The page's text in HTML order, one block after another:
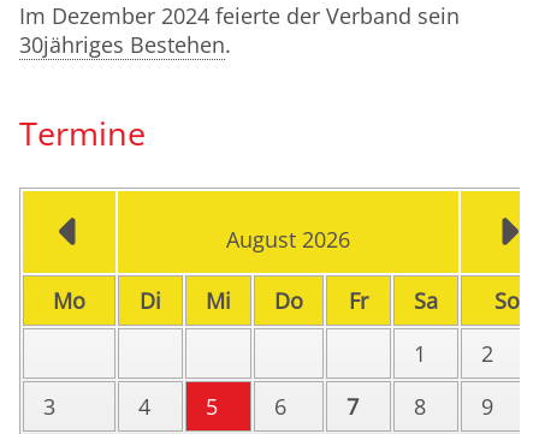
Im Dezember 2024 feierte der Verband sein
30jähriges Bestehen.
Termine
August 2026
Montag Di enstag
Mi ttwoch
Donnerstag
FreitagSamstagSo
1
2
3
4 5 6 7 8
9